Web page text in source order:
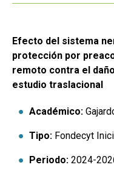
Efecto del sistema
protección por
remoto contra el
estudio traslacional
Académico:
Tipo: Fondecyt
Periodo: 2024-